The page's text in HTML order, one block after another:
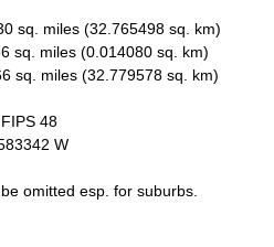
sq. miles (32.765498 sq. km)
sq. miles (0.014080 sq. km)
sq. miles (32.779578 sq. km)
48
W
omitted esp. for suburbs.